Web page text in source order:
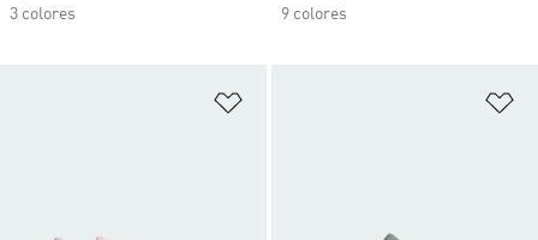
3 colores
9 colores